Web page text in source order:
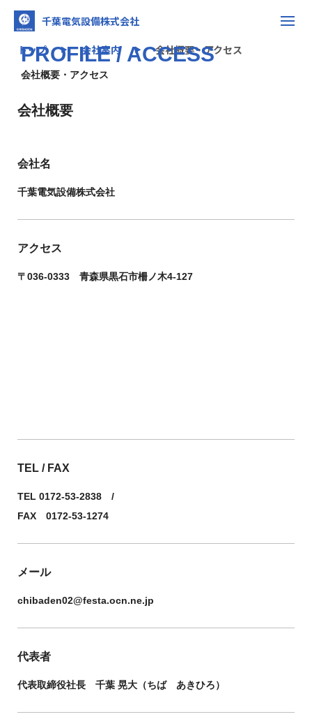
千葉電気設備株式会社
PROFILE / ACCESS
会社概要・アクセス
トップ▶会社案内▶会社概要・アクセス
会社概要
会社名
千葉電気設備株式会社
アクセス
〒036-0333 青森県黒石市柵ノ木4-127
TEL / FAX
TEL 0172-53-2838 /
FAX 0172-53-1274
メール
chibaden02@festa.ocn.ne.jp
代表者
代表取締役社長 千葉 晃大（ちば あきひろ）